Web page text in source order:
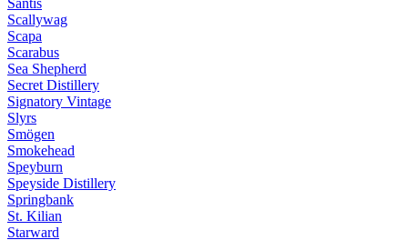
Scallywag
Scapa
Scarabus
Sea Shepherd
Secret Distillery
Signatory Vintage
Slyrs
Smögen
Smokehead
Speyburn
Speyside Distillery
Springbank
St. Kilian
Starward